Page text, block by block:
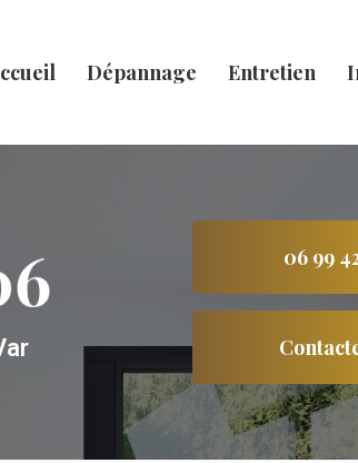
Dépannage Entretien
06 99